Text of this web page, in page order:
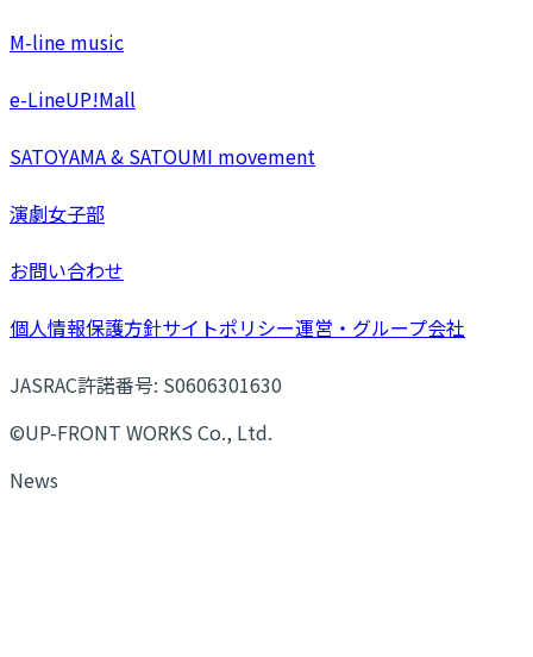
M-line music
e-LineUP!Mall
SATOYAMA & SATOUMI movement
演劇女子部
お問い合わせ
個人情報保護方針サイトポリシー運営・グループ会社
JASRAC許諾番号: S0606301630
©UP-FRONT WORKS Co., Ltd.
News